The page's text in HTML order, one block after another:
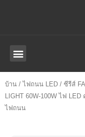
บ้าน /ไฟถนน LED / ซีรีส์
LIGHT 60W-100W ไฟ
ไฟถนน